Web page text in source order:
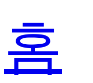
홈